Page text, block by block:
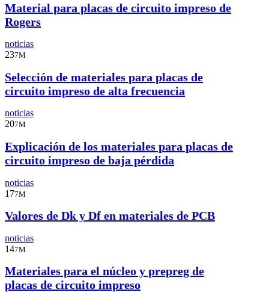
Material para placas de circuito impreso de
Rogers
noticias
237M
Selección de materiales para placas de
circuito impreso de alta frecuencia
noticias
207M
Explicación de los materiales para placas de
circuito impreso de baja pérdida
noticias
177M
Valores de Dk y Df en materiales de PCB
noticias
147M
Materiales para el núcleo y prepreg de
placas de circuito impreso